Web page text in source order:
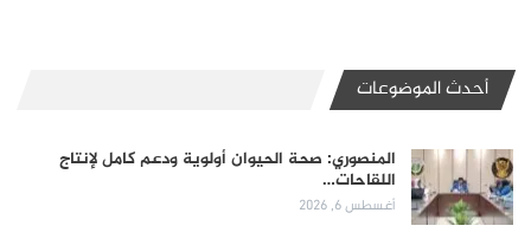
أحدث الموضوعات
المنصوري: صحة الحيوان أولوية ودعم كامل لإنتاج
اللقاحات…
أغسطس 6, 2026